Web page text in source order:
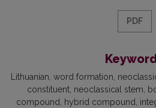
PDF
Lithuanian word formation
constituent neoclassical stem
compound
hybrid compound